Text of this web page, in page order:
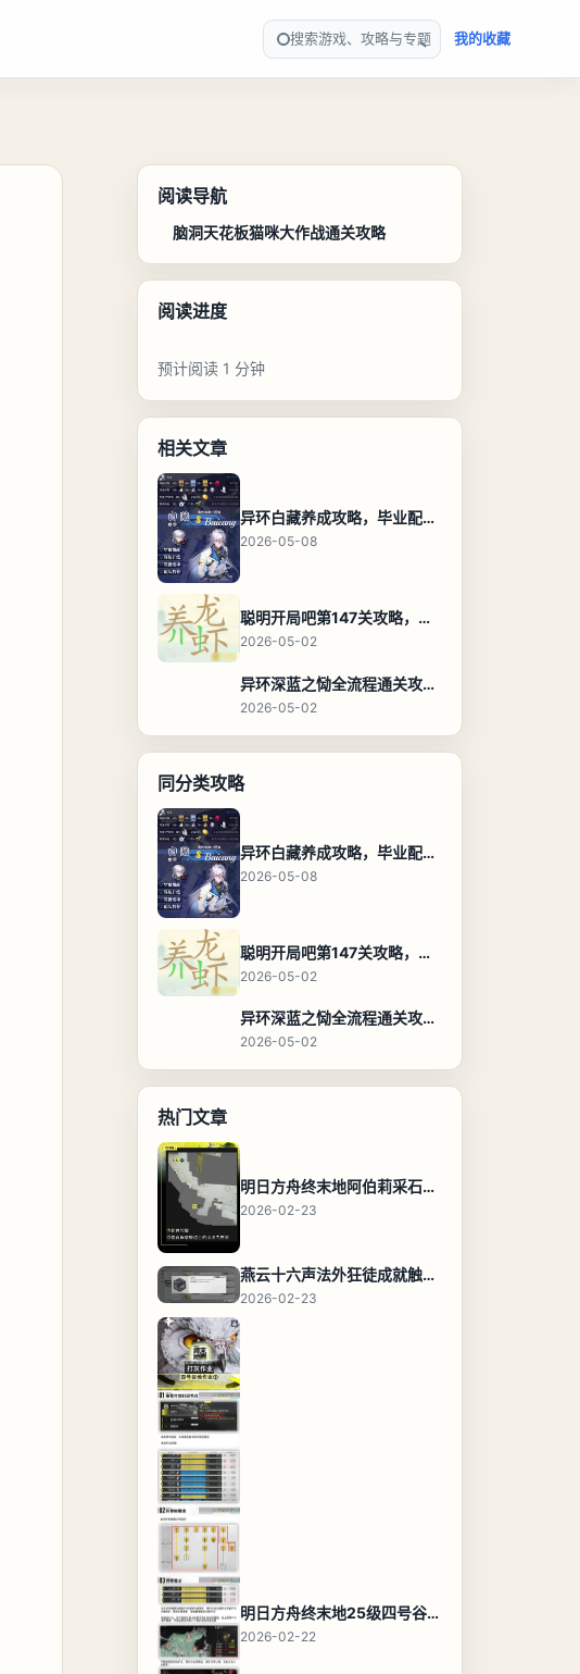
搜索游戏、攻略与专题 我的收藏
阅读导航
脑洞天花板猫咪大作战通关攻略
阅读进度
预计阅读 1 分钟
相关文章
异环白藏养成攻略，毕业配装、技能加点与阵容搭配保姆级解析
2026-05-08
聪明开局吧第147关攻略，养龙虾找出27个常用字通关答案
2026-05-02
异环深蓝之恸全流程通关攻略，教程与隐藏奖励
2026-05-02
同分类攻略
异环白藏养成攻略，毕业配装、技能加点与阵容搭配保姆级解析
2026-05-08
聪明开局吧第147关攻略，养龙虾找出27个常用字通关答案
2026-05-02
异环深蓝之恸全流程通关攻略，教程与隐藏奖励
2026-05-02
热门文章
明日方舟终末地阿伯莉采石场宝箱全收集攻略，全点位分布图与路线
2026-02-23
燕云十六声法外狂徒成就触发条件与通关攻略
2026-02-23
明日方舟终末地25级四号谷地基地蓝图，高效布局规划
2026-02-22